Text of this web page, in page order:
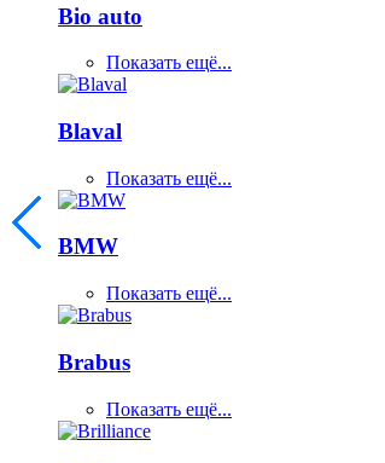
Bio auto
Показать ещё...
Blaval
Показать ещё...
BMW
Показать ещё...
Brabus
Показать ещё...